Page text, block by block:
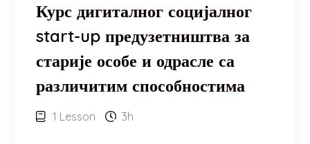
Курс дигиталног социјалног
start-up предузетништва за
старије особе и одрасле са
различитим способностима
1 Lesson 3h